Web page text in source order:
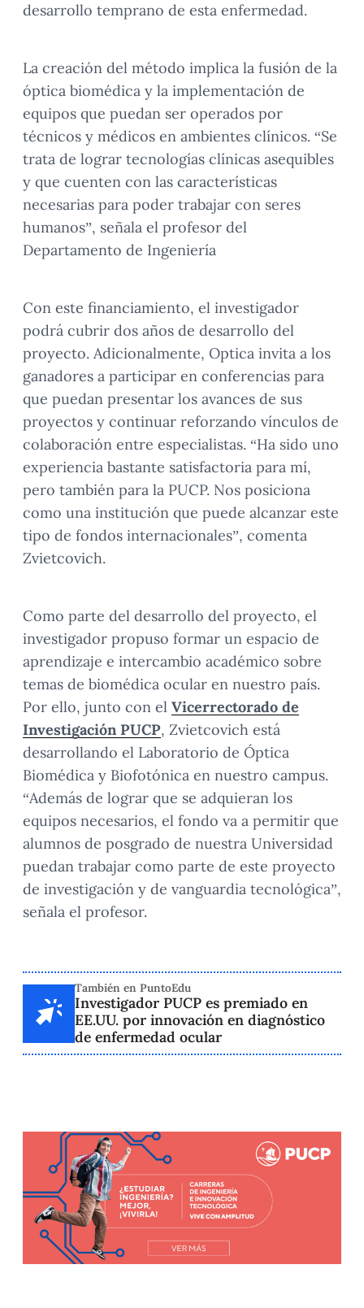
desarrollo temprano de esta enfermedad.
La creación del método implica la fusión de la
óptica biomédica y la implementación de
equipos que puedan ser operados por
técnicos y médicos en ambientes clínicos. “Se
trata de lograr tecnologías clínicas asequibles
y que cuenten con las características
necesarias para poder trabajar con seres
humanos”, señala el profesor del
Departamento de Ingeniería
Con este financiamiento, el investigador
podrá cubrir dos años de desarrollo del
proyecto. Adicionalmente, Optica invita a los
ganadores a participar en conferencias para
que puedan presentar los avances de sus
proyectos y continuar reforzando vínculos de
colaboración entre especialistas. “Ha sido uno
experiencia bastante satisfactoria para mí,
pero también para la PUCP. Nos posiciona
como una institución que puede alcanzar este
tipo de fondos internacionales”, comenta
Zvietcovich.
Como parte del desarrollo del proyecto, el
investigador propuso formar un espacio de
aprendizaje e intercambio académico sobre
temas de biomédica ocular en nuestro país.
Por ello, junto con el Vicerrectorado de
Investigación PUCP, Zvietcovich está
desarrollando el Laboratorio de Óptica
Biomédica y Biofotónica en nuestro campus.
“Además de lograr que se adquieran los
equipos necesarios, el fondo va a permitir que
alumnos de posgrado de nuestra Universidad
puedan trabajar como parte de este proyecto
de investigación y de vanguardia tecnológica”,
señala el profesor.
También en PuntoEdu
Investigador PUCP es premiado en
EE.UU. por innovación en diagnóstico
de enfermedad ocular